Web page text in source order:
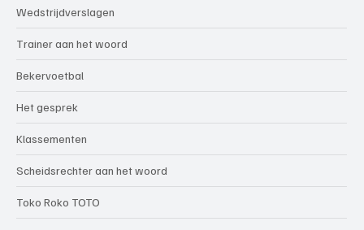
Wedstrijdverslagen
Trainer aan het woord
Bekervoetbal
Het gesprek
Klassementen
Scheidsrechter aan het woord
Toko Roko TOTO